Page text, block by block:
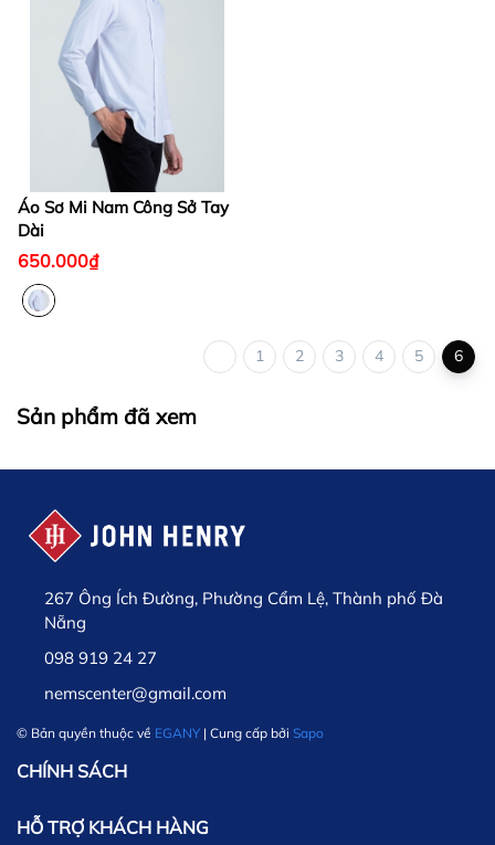
Áo Sơ Mi Nam Công Sở Tay
Dài
650.000₫
1 2 3 4 5 6
Sản phẩm đã xem
267 Ông Ích Đường, Phường Cẩm Lệ, Thành phố Đà
Nẵng
098 919 24 27
nemscenter@gmail.com
© Bản quyền thuộc về EGANY | Cung cấp bởi Sapo
CHÍNH SÁCH
HỖ TRỢ KHÁCH HÀNG